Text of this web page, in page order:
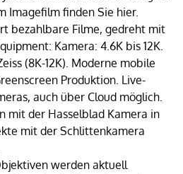
Imagefilm finden Sie hier.
bezahlbare Filme, gedreht mit
Kamera: 4.6K bis 12K.
(8K-12K). Moderne mobile
Produktion. Live-
auch über Cloud möglich.
mit der Hasselblad Kamera in
mit der Schlittenkamera
werden aktuell